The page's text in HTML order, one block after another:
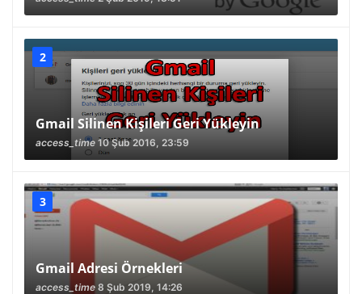
Gmail Silinen Kişileri Geri Yükleyin
access_time 10 Şub 2016, 23:59
Gmail Adresi Örnekleri
access_time 8 Şub 2019, 14:26